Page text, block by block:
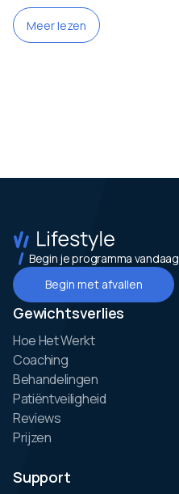
Meer lezen
Begin je programma vandaag
Begin met afvallen
Gewichtsverlies
Hoe Het Werkt
Coaching
Behandelingen
Patiëntveiligheid
Reviews
Prijzen
Support